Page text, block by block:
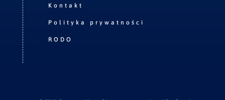
Kontakt
Polityka prywatności
RODO